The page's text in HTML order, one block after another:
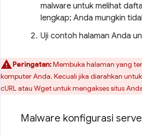
malware untuk melihat
lengkap; Anda mungkin
Uji contoh halaman Anda
Peringatan:Membuka halaman yang
komputer Anda. Kecuali jika diarahkan
cURL atau Wget untuk mengakses situs
Malware konfigurasi